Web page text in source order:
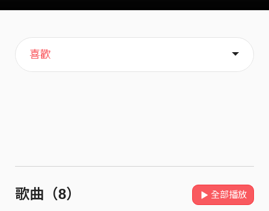
主頁
歌單
喜歡
關於
歌曲（8） 全部播放